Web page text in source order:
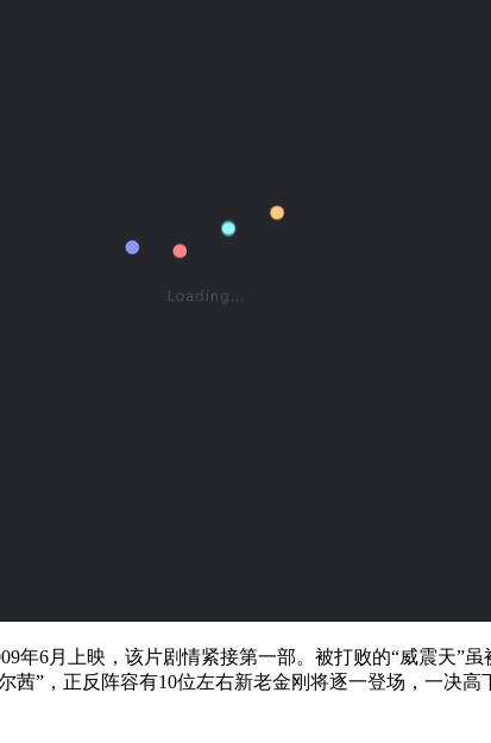
6月上映，该片剧情紧接第一部。被打败的“威震天”
茜”，正反阵容有10位左右新老金刚将逐一登场，一决高